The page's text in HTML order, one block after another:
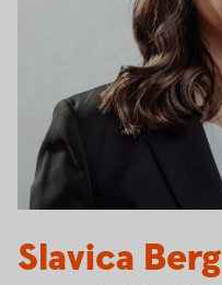
Slavica Berg